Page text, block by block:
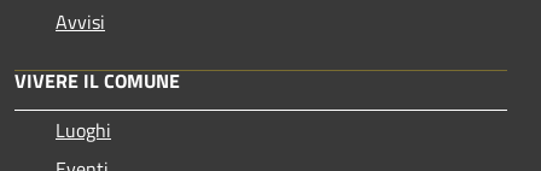
Avvisi
VIVERE IL COMUNE
Luoghi